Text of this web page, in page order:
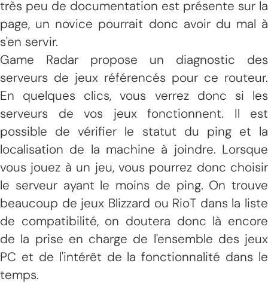
très peu de documentation est présente sur la
page, un novice pourrait donc avoir du mal à
s'en servir.
Game Radar propose un diagnostic des
serveurs de jeux référencés pour ce routeur.
En quelques clics, vous verrez donc si les
serveurs de vos jeux fonctionnent. Il est
possible de vérifier le statut du ping et la
localisation de la machine à joindre. Lorsque
vous jouez à un jeu, vous pourrez donc choisir
le serveur ayant le moins de ping. On trouve
beaucoup de jeux Blizzard ou RioT dans la liste
de compatibilité, on doutera donc là encore
de la prise en charge de l'ensemble des jeux
PC et de l'intérêt de la fonctionnalité dans le
temps.